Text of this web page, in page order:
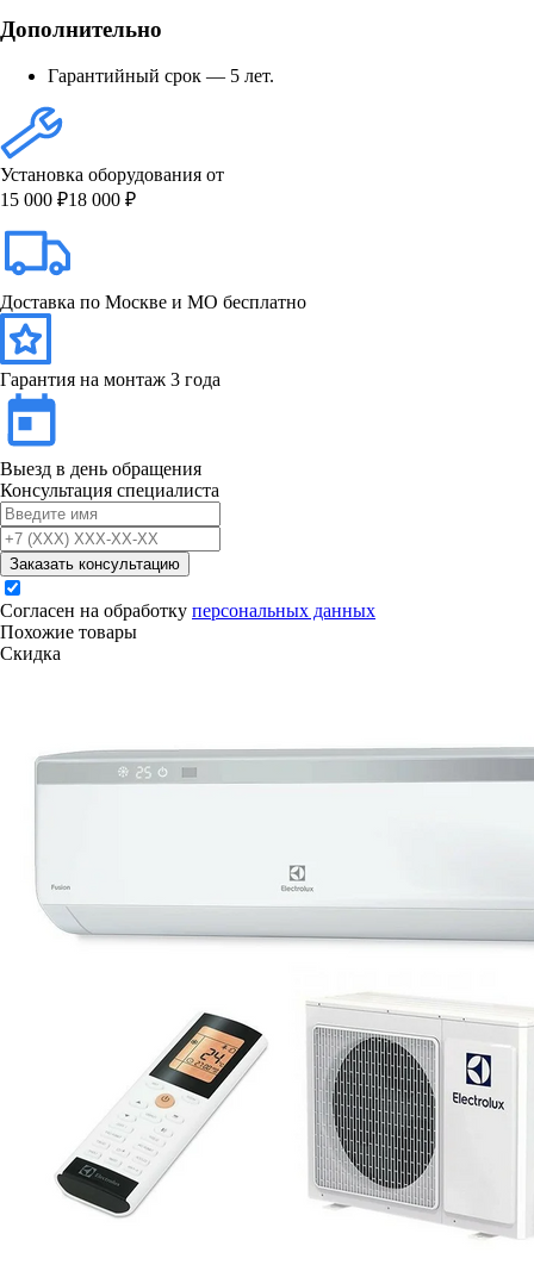
Дополнительно
Гарантийный срок — 5 лет.
Установка оборудования от
15 000 ₽18 000 ₽
Доставка по Москве и МО бесплатно
Гарантия на монтаж 3 года
Выезд в день обращения
Консультация специалиста
Заказать консультацию
Согласен на обработку персональных данных
Похожие товары
Скидка